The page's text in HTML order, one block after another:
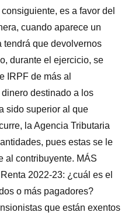
es a favor del
cuando aparece un
tendrá que devolvernos
durante el ejercicio, se
IRPF de más al
destinado a los
sido superior al que
la Agencia Tributaria
pues estas se le
al contribuyente. MÁS
2022-23: ¿cuál es el
o más pagadores?
que están exentos